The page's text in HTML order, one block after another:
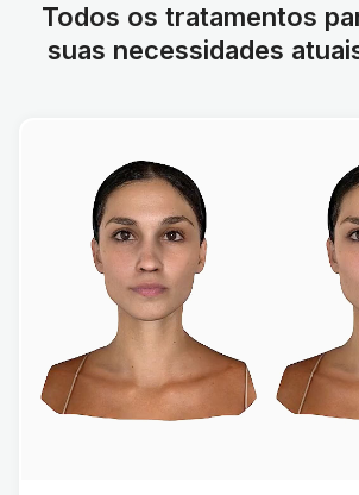
Todos os tratamentos
suas necessidades